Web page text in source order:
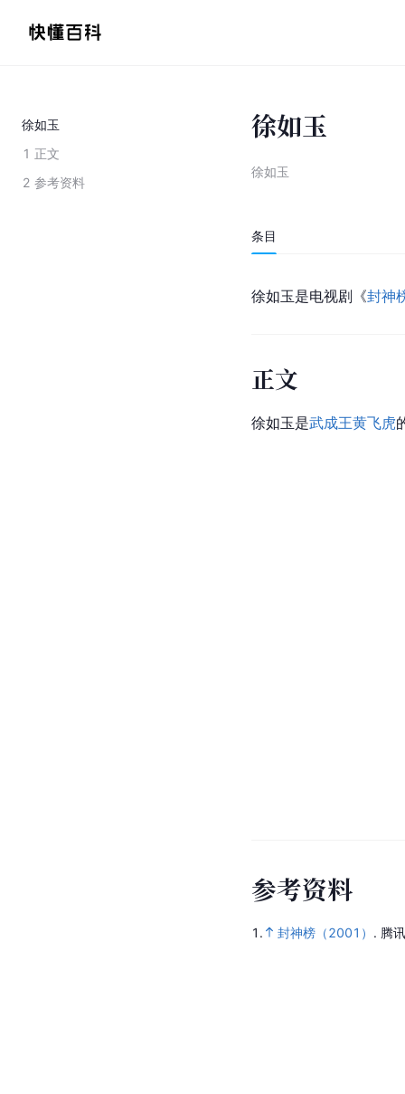
徐如玉
1 正文
2 参考资料
徐如玉
徐如玉
条目
徐如玉是电视剧《封神
正文
徐如玉是武成王黄飞虎
参考资料
1. 封神榜（2001） . 腾